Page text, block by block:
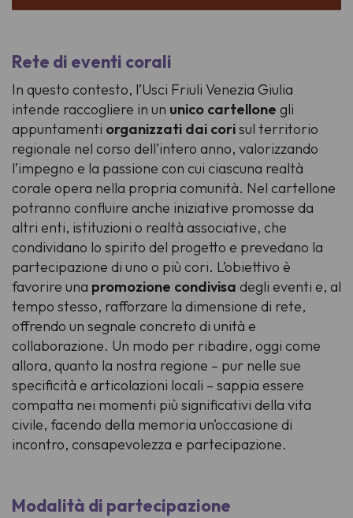
Rete di eventi corali
In questo contesto, l’Usci Friuli Venezia Giulia
intende raccogliere in un unico cartellone gli
appuntamenti organizzati dai corisul territorio
regionale nel corso dell’intero anno, valorizzando
l’impegno e la passione con cui ciascuna realtà
corale opera nella propria comunità. Nel cartellone
potranno confluire anche iniziative promosse da
altri enti, istituzioni o realtà associative, che
condividano lo spirito del progetto e prevedano la
partecipazione di uno o più cori. L’obiettivo è
favorire una promozione condivisa degli eventi e, al
tempo stesso, rafforzare la dimensione di rete,
offrendo un segnale concreto di unità e
collaborazione. Un modo per ribadire, oggi come
allora, quanto la nostra regione – pur nelle sue
specificità e articolazioni locali – sappia essere
compatta nei momenti più significativi della vita
civile, facendo della memoria un’occasione di
incontro, consapevolezza e partecipazione.
Modalità di partecipazione